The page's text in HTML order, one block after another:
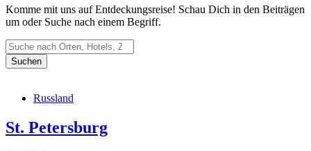
Komme mit uns auf Entdeckungsreise! Schau Dich in den Beiträgen
um oder Suche nach einem Begriff.
Russland
St. Petersburg